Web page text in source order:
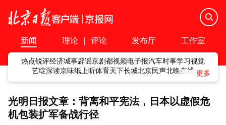
新闻 理论 | 评论 发布厅 工作室
热点锐评经济城事辟谣京剧都视频电子报汽车时事学习视觉
艺绽深读京味纸上听体育天下长城北京民声北晚在线
光明日报文章：背离和平宪法，日本以虚假危
机包装扩军备战行径